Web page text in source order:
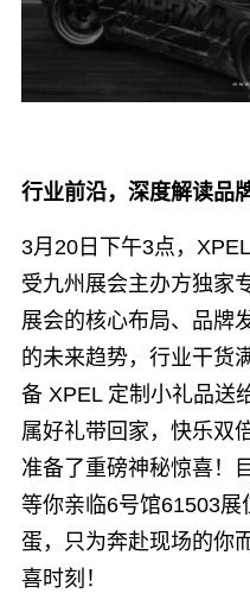
行业前沿，深度解读品
3月20日下午3点，
受九州展会主办方独家
展会的核心布局、品牌
的未来趋势，行业干货
备 XPEL 定制小礼品送
属好礼带回家，快乐双
准备了重磅神秘惊喜！
等你亲临6号馆61503
蛋，只为奔赴现场的你
喜时刻！